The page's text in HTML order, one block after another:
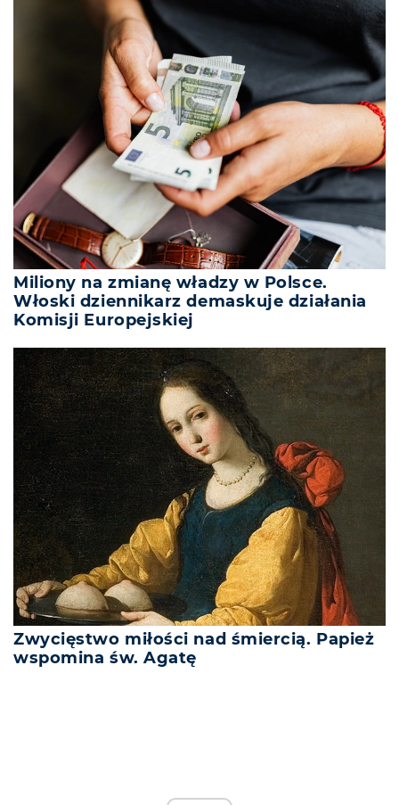
Miliony na zmianę władzy w Polsce.
Włoski dziennikarz demaskuje działania
Komisji Europejskiej
Zwycięstwo miłości nad śmiercią. Papież
wspomina św. Agatę